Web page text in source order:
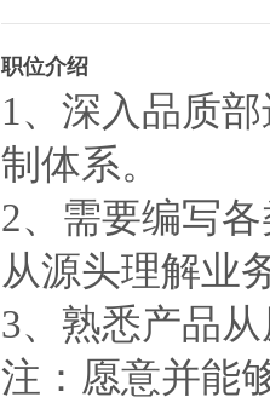
职位介绍
1、深入品质
制体系。
2、需要编写
从源头理解业
3、熟悉产品
注：愿意并能